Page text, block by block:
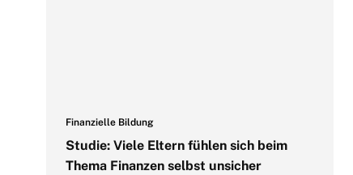
Finanzielle Bildung
Studie: Viele Eltern fühlen sich beim
Thema Finanzen selbst unsicher